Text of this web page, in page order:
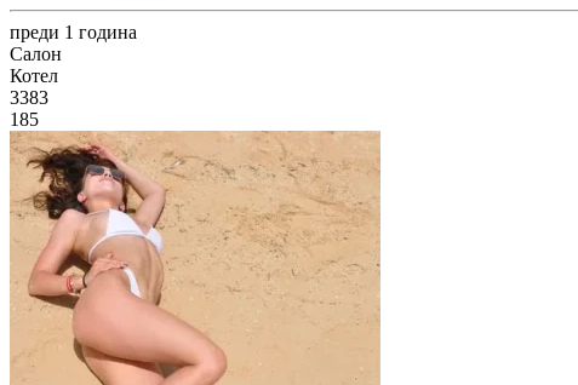
преди 1 година
Салон
Котел
3383
185